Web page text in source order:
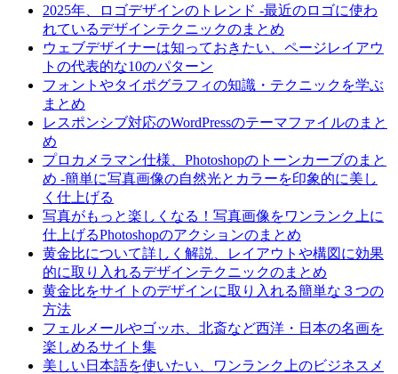
2025年、ロゴデザインのトレンド -最近のロゴに使わ
れているデザインテクニックのまとめ
ウェブデザイナーは知っておきたい、ページレイアウ
トの代表的な10のパターン
フォントやタイポグラフィの知識・テクニックを学ぶ
まとめ
レスポンシブ対応のWordPressのテーマファイルのまと
め
プロカメラマン仕様、Photoshopのトーンカーブのまと
め -簡単に写真画像の自然光とカラーを印象的に美し
く仕上げる
写真がもっと楽しくなる！写真画像をワンランク上に
仕上げるPhotoshopのアクションのまとめ
黄金比について詳しく解説、レイアウトや構図に効果
的に取り入れるデザインテクニックのまとめ
黄金比をサイトのデザインに取り入れる簡単な３つの
方法
フェルメールやゴッホ、北斎など西洋・日本の名画を
楽しめるサイト集
美しい日本語を使いたい、ワンランク上のビジネスメ